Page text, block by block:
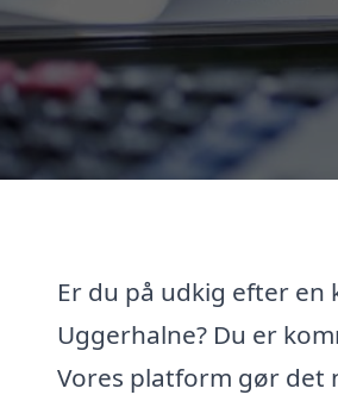
Er du på udkig efter
Uggerhalne? Du er
Vores platform gør det